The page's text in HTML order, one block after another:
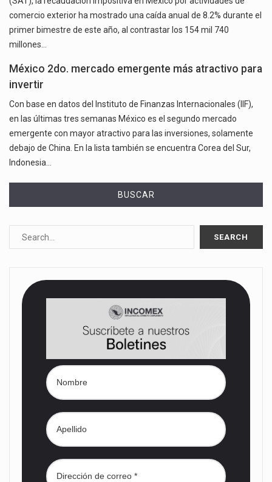
comercio exterior ha mostrado una caída anual de 8.2% durante el
primer bimestre de este año, al contrastar los 154 mil 740
millones…
México 2do. mercado emergente más atractivo para
invertir
Con base en datos del Instituto de Finanzas Internacionales (IIF),
en las últimas tres semanas México es el segundo mercado
emergente con mayor atractivo para las inversiones, solamente
debajo de China. En la lista también se encuentra Corea del Sur,
Indonesia…
BUSCAR